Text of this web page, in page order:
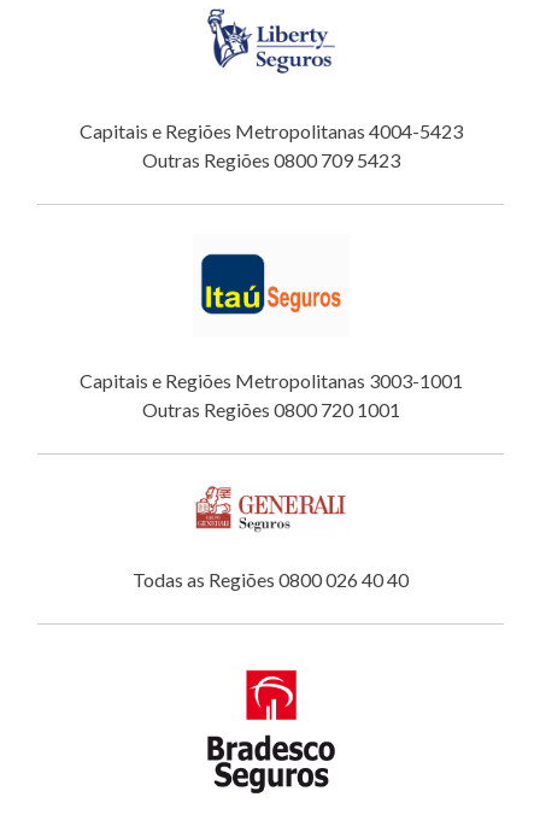
Capitais e Regiões Metropolitanas 4004-5423
Outras Regiões 0800 709 5423
Capitais e Regiões Metropolitanas 3003-1001
Outras Regiões 0800 720 1001
Todas as Regiões 0800 026 40 40